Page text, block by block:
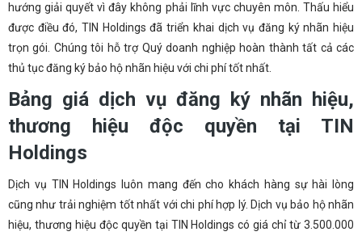
hướng giải quyết vì đây không phải lĩnh vực chuyên môn. Thấu hiểu
được điều đó, TIN Holdings đã triển khai dịch vụ đăng ký nhãn hiệu
trọn gói. Chúng tôi hỗ trợ Quý doanh nghiệp hoàn thành tất cả các
thủ tục đăng ký bảo hộ nhãn hiệu với chi phí tốt nhất.
Bảng giá dịch vụ đăng ký nhãn hiệu,
thương hiệu độc quyền tại TIN
Holdings
Dịch vụ TIN Holdings luôn mang đến cho khách hàng sự hài lòng
cũng như trải nghiệm tốt nhất với chi phí hợp lý. Dịch vụ bảo hộ nhãn
hiệu, thương hiệu độc quyền tại TIN Holdings có giá chỉ từ 3.500.000